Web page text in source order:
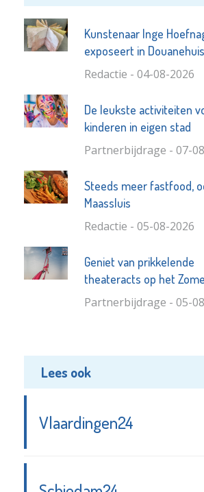
Kunstenaar Inge
exposeert in
Redactie - 04-08-2026
De leukste activiteiten
kinderen in eigen stad
Partnerbijdrage - 07-
Steeds meer fastfood,
Maassluis
Redactie - 05-08-2026
Geniet van prikkelende
theateracts op het
Partnerbijdrage - 05-
Lees ook
Vlaardingen24